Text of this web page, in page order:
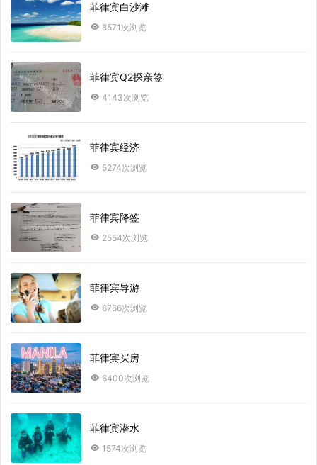
菲律宾白沙滩
8571次浏览
菲律宾Q2探亲签
4143次浏览
菲律宾经济
5274次浏览
菲律宾降签
2554次浏览
菲律宾导游
6766次浏览
菲律宾买房
6400次浏览
菲律宾潜水
1574次浏览